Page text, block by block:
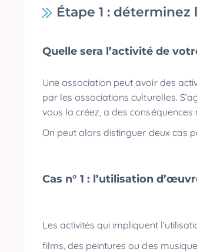
Étape 1 : déterminez
Quelle sera l’activité de
Une association peut avoir des
par les associations culturelles.
vous la créez, a des
On peut alors distinguer deux cas
Cas n° 1 : l’utilisation
Les activités qui impliquent
films, des peintures ou des